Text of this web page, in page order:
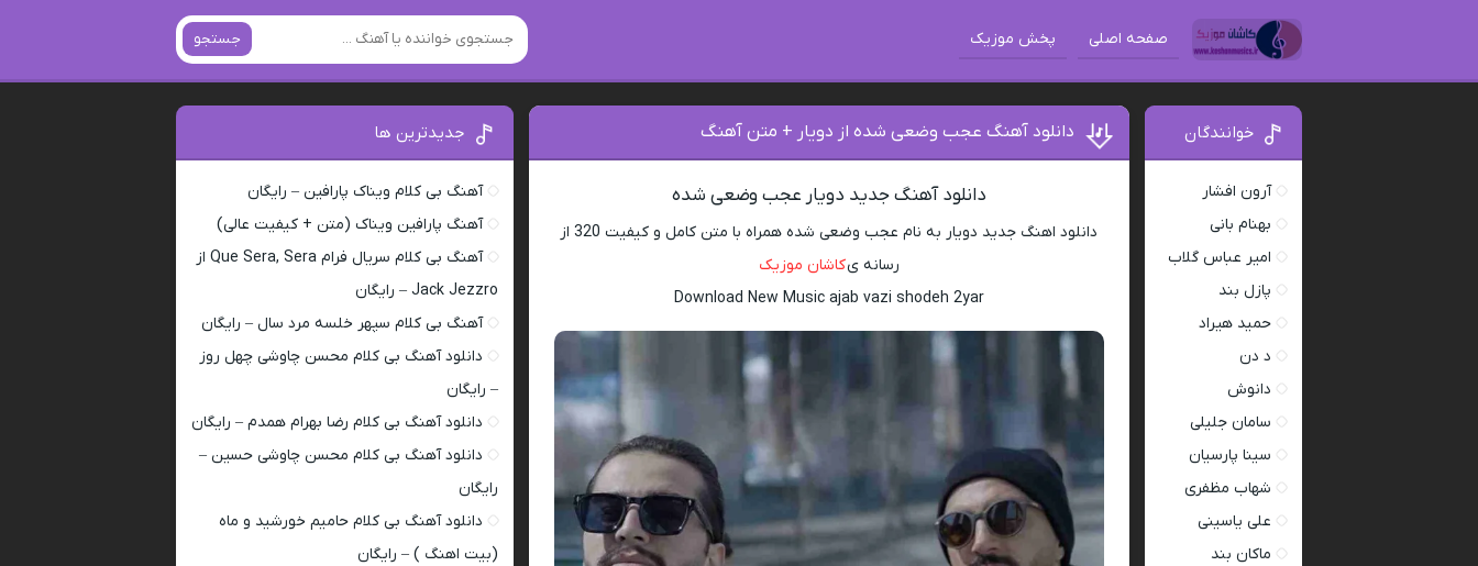
صفحه اصلی پخش موزیک جستجو
دانلود آهنگ عجب وضعی شده از دویار + متن آهنگ
دانلود آهنگ جدید دویار عجب وضعی شده
دانلود اهنگ جدید دویار به نام عجب وضعی شده همراه با متن کامل و کیفیت 320 از
رسانه یکاشان موزیک
Download New Music ajab vazi shodeh 2yar
خوانندگان
آرون افشار
بهنام بانی
امیر عباس گلاب
پازل بند
حمید هیراد
د دن
دانوش
سامان جلیلی
سینا پارسیان
شهاب مظفری
علی یاسینی
ماکان بند
جدیدترین ها
آهنگ بی کلام ویناک پارافین – رایگان
آهنگ پارافین ویناک (متن + کیفیت عالی)
آهنگ بی کلام سریال فرام Que Sera, Sera از
Jack Jezzro – رایگان
آهنگ بی کلام سپهر خلسه مرد سال – رایگان
دانلود آهنگ بی کلام محسن چاوشی چهل روز
– رایگان
دانلود آهنگ بی کلام رضا بهرام همدم – رایگان
دانلود آهنگ بی کلام محسن چاوشی حسین –
رایگان
دانلود آهنگ بی کلام حامیم خورشید و ماه
(بیت اهنگ ) – رایگان